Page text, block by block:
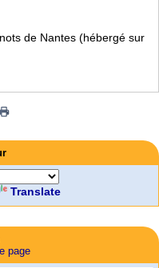
de Nantes (hébergé sur
Translate
page